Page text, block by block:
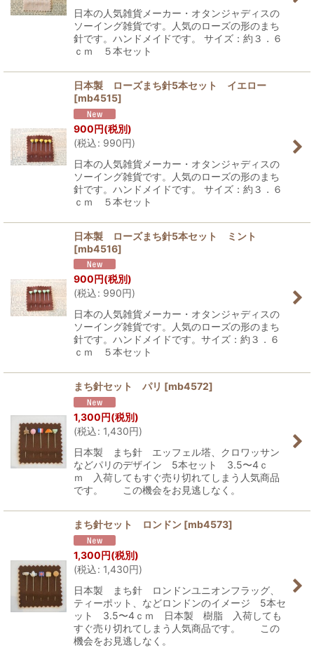
日本の人気雑貨メーカー・オタンジャディスの
ソーイング雑貨です。人気のローズの形のまち
針です。ハンドメイドです。 サイズ：約３．６
ｃｍ ５本セット
日本製 ローズまち針5本セット イエロー
[mb4515]
900円(税別)
(税込: 990円)
日本の人気雑貨メーカー・オタンジャディスの
ソーイング雑貨です。人気のローズの形のまち
針です。ハンドメイドです。 サイズ：約３．６
ｃｍ ５本セット
日本製 ローズまち針5本セット ミント
[mb4516]
900円(税別)
(税込: 990円)
日本の人気雑貨メーカー・オタンジャディスの
ソーイング雑貨です。人気のローズの形のまち
針です。ハンドメイドです。サイズ：約３．６
ｃｍ ５本セット
まち針セット パリ [mb4572]
1,300円(税別)
(税込: 1,430円)
日本製 まち針 エッフェル塔、クロワッサン
などパリのデザイン 5本セット 3.5〜4ｃ
ｍ 入荷してもすぐ売り切れてしまう人気商品
です。 この機会をお見逃しなく。
まち針セット ロンドン [mb4573]
1,300円(税別)
(税込: 1,430円)
日本製 まち針 ロンドンユニオンフラッグ、
ティーポット、などロンドンのイメージ 5本セ
ット 3.5〜4ｃｍ 日本製 樹脂 入荷しても
すぐ売り切れてしまう人気商品です。 この
機会をお見逃しなく。